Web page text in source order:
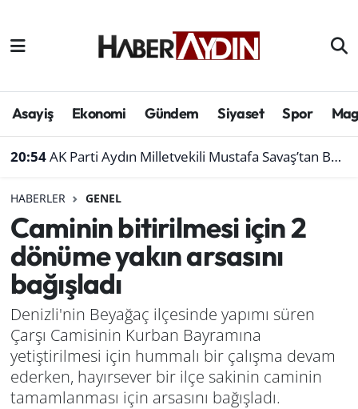
Asayiş Ekonomi Gündem Siyaset Spor
20:54AK Parti Aydın Milletvekili Mustafa Savaş’tan Bakan Yumaklı’ya ziyaret
HABERLER GENEL
Caminin bitirilmesi için 2
dönüme yakın arsasını
bağışladı
Denizli'nin Beyağaç ilçesinde yapımı süren
Çarşı Camisinin Kurban Bayramına
yetiştirilmesi için hummalı bir çalışma devam
ederken, hayırsever bir ilçe sakinin caminin
tamamlanması için arsasını bağışladı.
Afyonkarahisar
Çevre
Genel
Haber
Izmir
Kütahya
Manisa
Aydın Hava Durumu
Süper Lig Puan Durumu ve Fikstür
Son Dakika Haberleri
Haber Arşivi